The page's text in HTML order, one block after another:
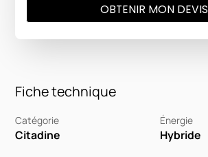
Fiche technique
Catégorie
Citadine
Énergie
Hybride
OBTENIR MON DEVIS